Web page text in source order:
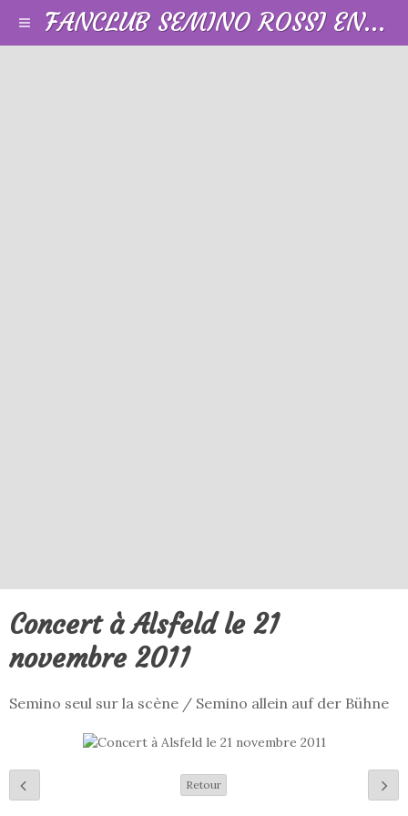
FANCLUB SEMINO ROSSI EN FRANCE
Concert à Alsfeld le 21
novembre 2011
Semino seul sur la scène / Semino allein auf der Bühne
Retour